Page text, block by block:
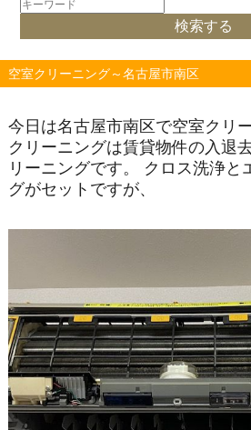
空室クリーニング～名古屋市南区
今日は名古屋市南区で空室クリ
クリーニングは賃貸物件の入退
リーニングです。 クロス洗浄と
グがセットですが、